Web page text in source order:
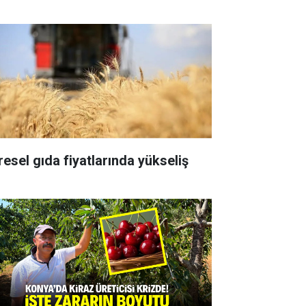
gıda fiyatlarında yükseliş